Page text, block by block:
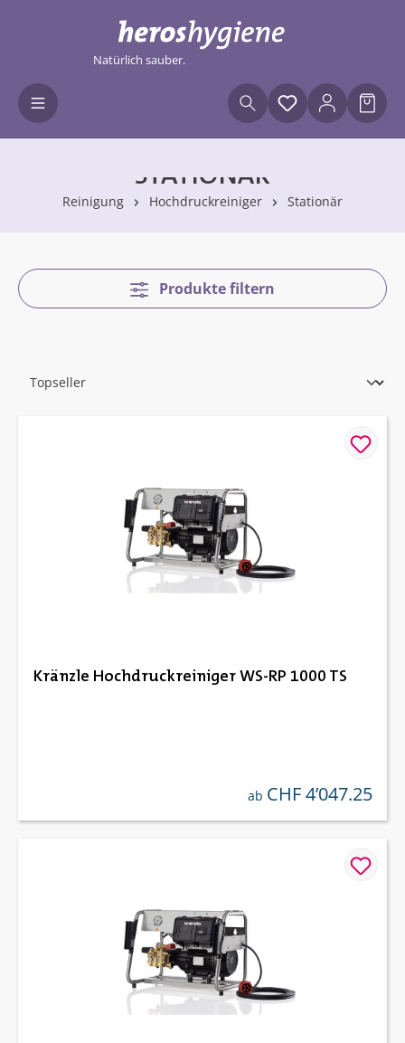
Zum Hauptinhalt springen
Natürlich sauber.
Du hast 0
STATIONÄR
Reinigung Hochdruckreiniger Stationär
Produkte filtern
Kränzle Hochdruckreiniger WS-RP 1000 TS
regulärer preis:
ab CHF 4’047.25